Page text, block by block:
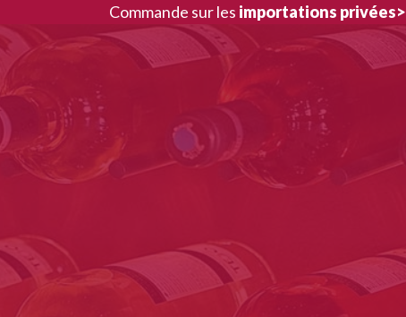
au
contenu
Commande sur les importations privées>